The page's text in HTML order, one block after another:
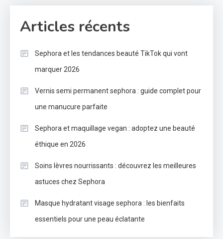
Articles récents
Sephora et les tendances beauté TikTok qui vont
marquer 2026
Vernis semi permanent sephora : guide complet pour
une manucure parfaite
Sephora et maquillage vegan : adoptez une beauté
éthique en 2026
Soins lèvres nourrissants : découvrez les meilleures
astuces chez Sephora
Masque hydratant visage sephora : les bienfaits
essentiels pour une peau éclatante